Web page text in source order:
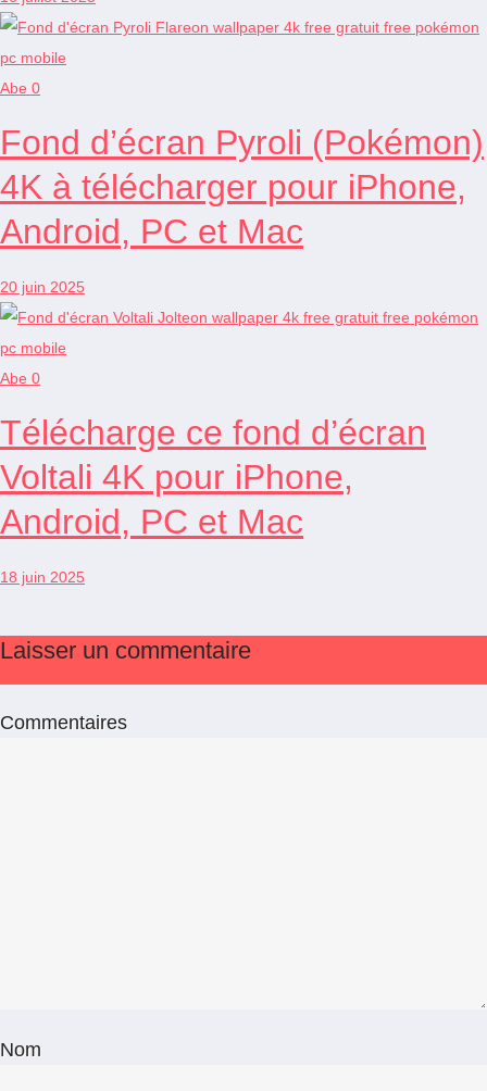
Abe 0
Fond d’écran Pyroli (Pokémon)
4K à télécharger pour iPhone,
Android, PC et Mac
20 juin 2025
Abe 0
Télécharge ce fond d’écran
Voltali 4K pour iPhone,
Android, PC et Mac
18 juin 2025
Laisser un commentaire
Commentaires
Nom